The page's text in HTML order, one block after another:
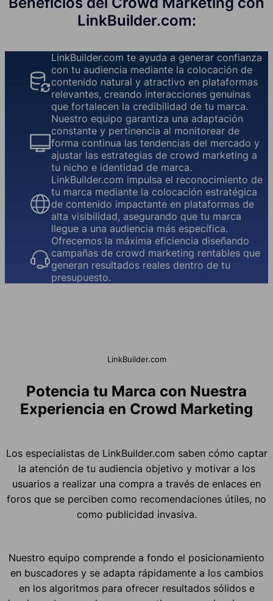
LinkBuilder.com:
LinkBuilder.com te ayuda a generar confianza
con tu audiencia mediante la colocación de
contenido natural y atractivo en plataformas
relevantes, creando interacciones genuinas
que fortalecen la credibilidad de tu marca.
Nuestro equipo garantiza una adaptación
constante y pertinencia al monitorear de
forma continua las tendencias del mercado y
ajustar las estrategias de crowd marketing a
tu nicho e identidad de marca.
LinkBuilder.com impulsa el reconocimiento de
tu marca mediante la colocación estratégica
de contenido impactante en plataformas de
alta visibilidad, asegurando que tu marca
llegue a una audiencia más específica.
Ofrecemos la máxima eficiencia diseñando
campañas de crowd marketing rentables que
generan resultados reales dentro de tu
presupuesto.
LinkBuilder.com
Potencia tu Marca con Nuestra
Experiencia en Crowd Marketing
Los especialistas de LinkBuilder.com saben cómo captar
la atención de tu audiencia objetivo y motivar a los
usuarios a realizar una compra a través de enlaces en
foros que se perciben como recomendaciones útiles, no
como publicidad invasiva.
Nuestro equipo comprende a fondo el posicionamiento
en buscadores y se adapta rápidamente a los cambios
en los algoritmos para ofrecer resultados sólidos e